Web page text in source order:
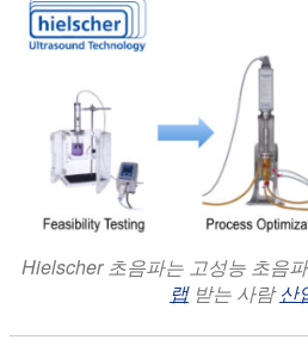
Hielscher 초음파는 고성능 초음
랩받는 사람산